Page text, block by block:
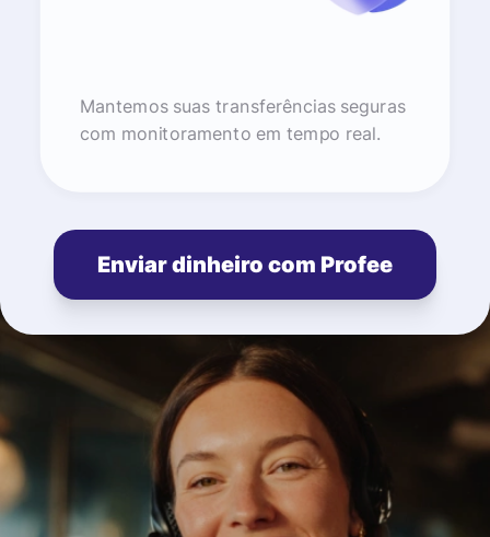
Mantemos suas transferências seguras
com monitoramento em tempo real.
Enviar dinheiro com Profee